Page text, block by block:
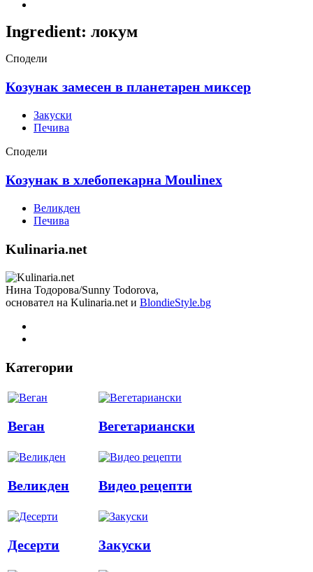
Ingredient: локум
Сподели
Козунак замесен в планетарен миксер
Закуски
Печива
Сподели
Козунак в хлебопекарна Moulinex
Великден
Печива
Kulinaria.net
Нина Тодорова/Sunny Todorova,
основател на Kulinaria.net и BlondieStyle.bg
Категории
Веган Вегетариански
Великден Видео рецепти
Десерти Закуски